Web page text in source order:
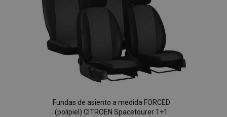
de
Deseos
Fundas de asiento a medida FORCED
(polipiel) CITROEN Spacetourer 1+1